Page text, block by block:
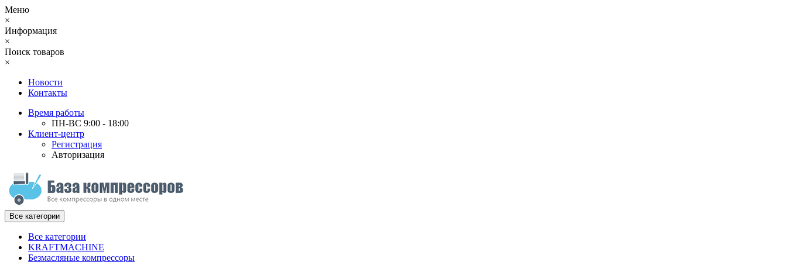
Меню
×
Информация
×
Поиск товаров
×
Новости
Контакты
Время работы
ПН-ВС 9:00 - 18:00
Клиент-центр
Регистрация
Авторизация
Все категории
Все категории
KRAFTMACHINE
Безмасляные компрессоры